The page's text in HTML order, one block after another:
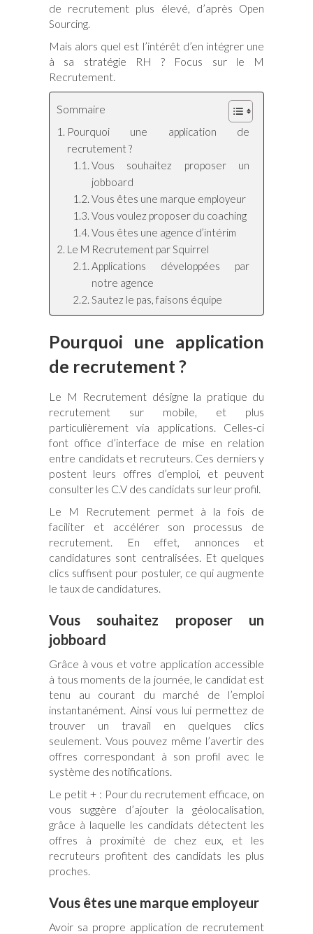
de recrutement plus élevé, d’après Open
Sourcing.
Mais alors quel est l’intérêt d’en intégrer une
à sa stratégie RH ? Focus sur le M
Recrutement.
Sommaire
Pourquoi une application de
recrutement ?
Vous souhaitez proposer un
jobboard
Vous êtes une marque employeur
Vous voulez proposer du coaching
Vous êtes une agence d’intérim
Le M Recrutement par Squirrel
Applications développées par
notre agence
Sautez le pas, faisons équipe
Pourquoi une application
de recrutement ?
Le M Recrutement désigne la pratique du
recrutement sur mobile, et plus
particulièrement via applications. Celles-ci
font office d’interface de mise en relation
entre candidats et recruteurs. Ces derniers y
postent leurs offres d’emploi, et peuvent
consulter les C.V des candidats sur leur profil.
Le M Recrutement permet à la fois de
faciliter et accélérer son processus de
recrutement. En effet, annonces et
candidatures sont centralisées. Et quelques
clics suffisent pour postuler, ce qui augmente
le taux de candidatures.
Vous souhaitez proposer un
jobboard
Grâce à vous et votre application accessible
à tous moments de la journée, le candidat est
tenu au courant du marché de l’emploi
instantanément. Ainsi vous lui permettez de
trouver un travail en quelques clics
seulement. Vous pouvez même l’avertir des
offres correspondant à son profil avec le
système des notifications.
Le petit + : Pour du recrutement efficace, on
vous suggère d’ajouter la géolocalisation,
grâce à laquelle les candidats détectent les
offres à proximité de chez eux, et les
recruteurs profitent des candidats les plus
proches.
Vous êtes une marque employeur
Avoir sa propre application de recrutement